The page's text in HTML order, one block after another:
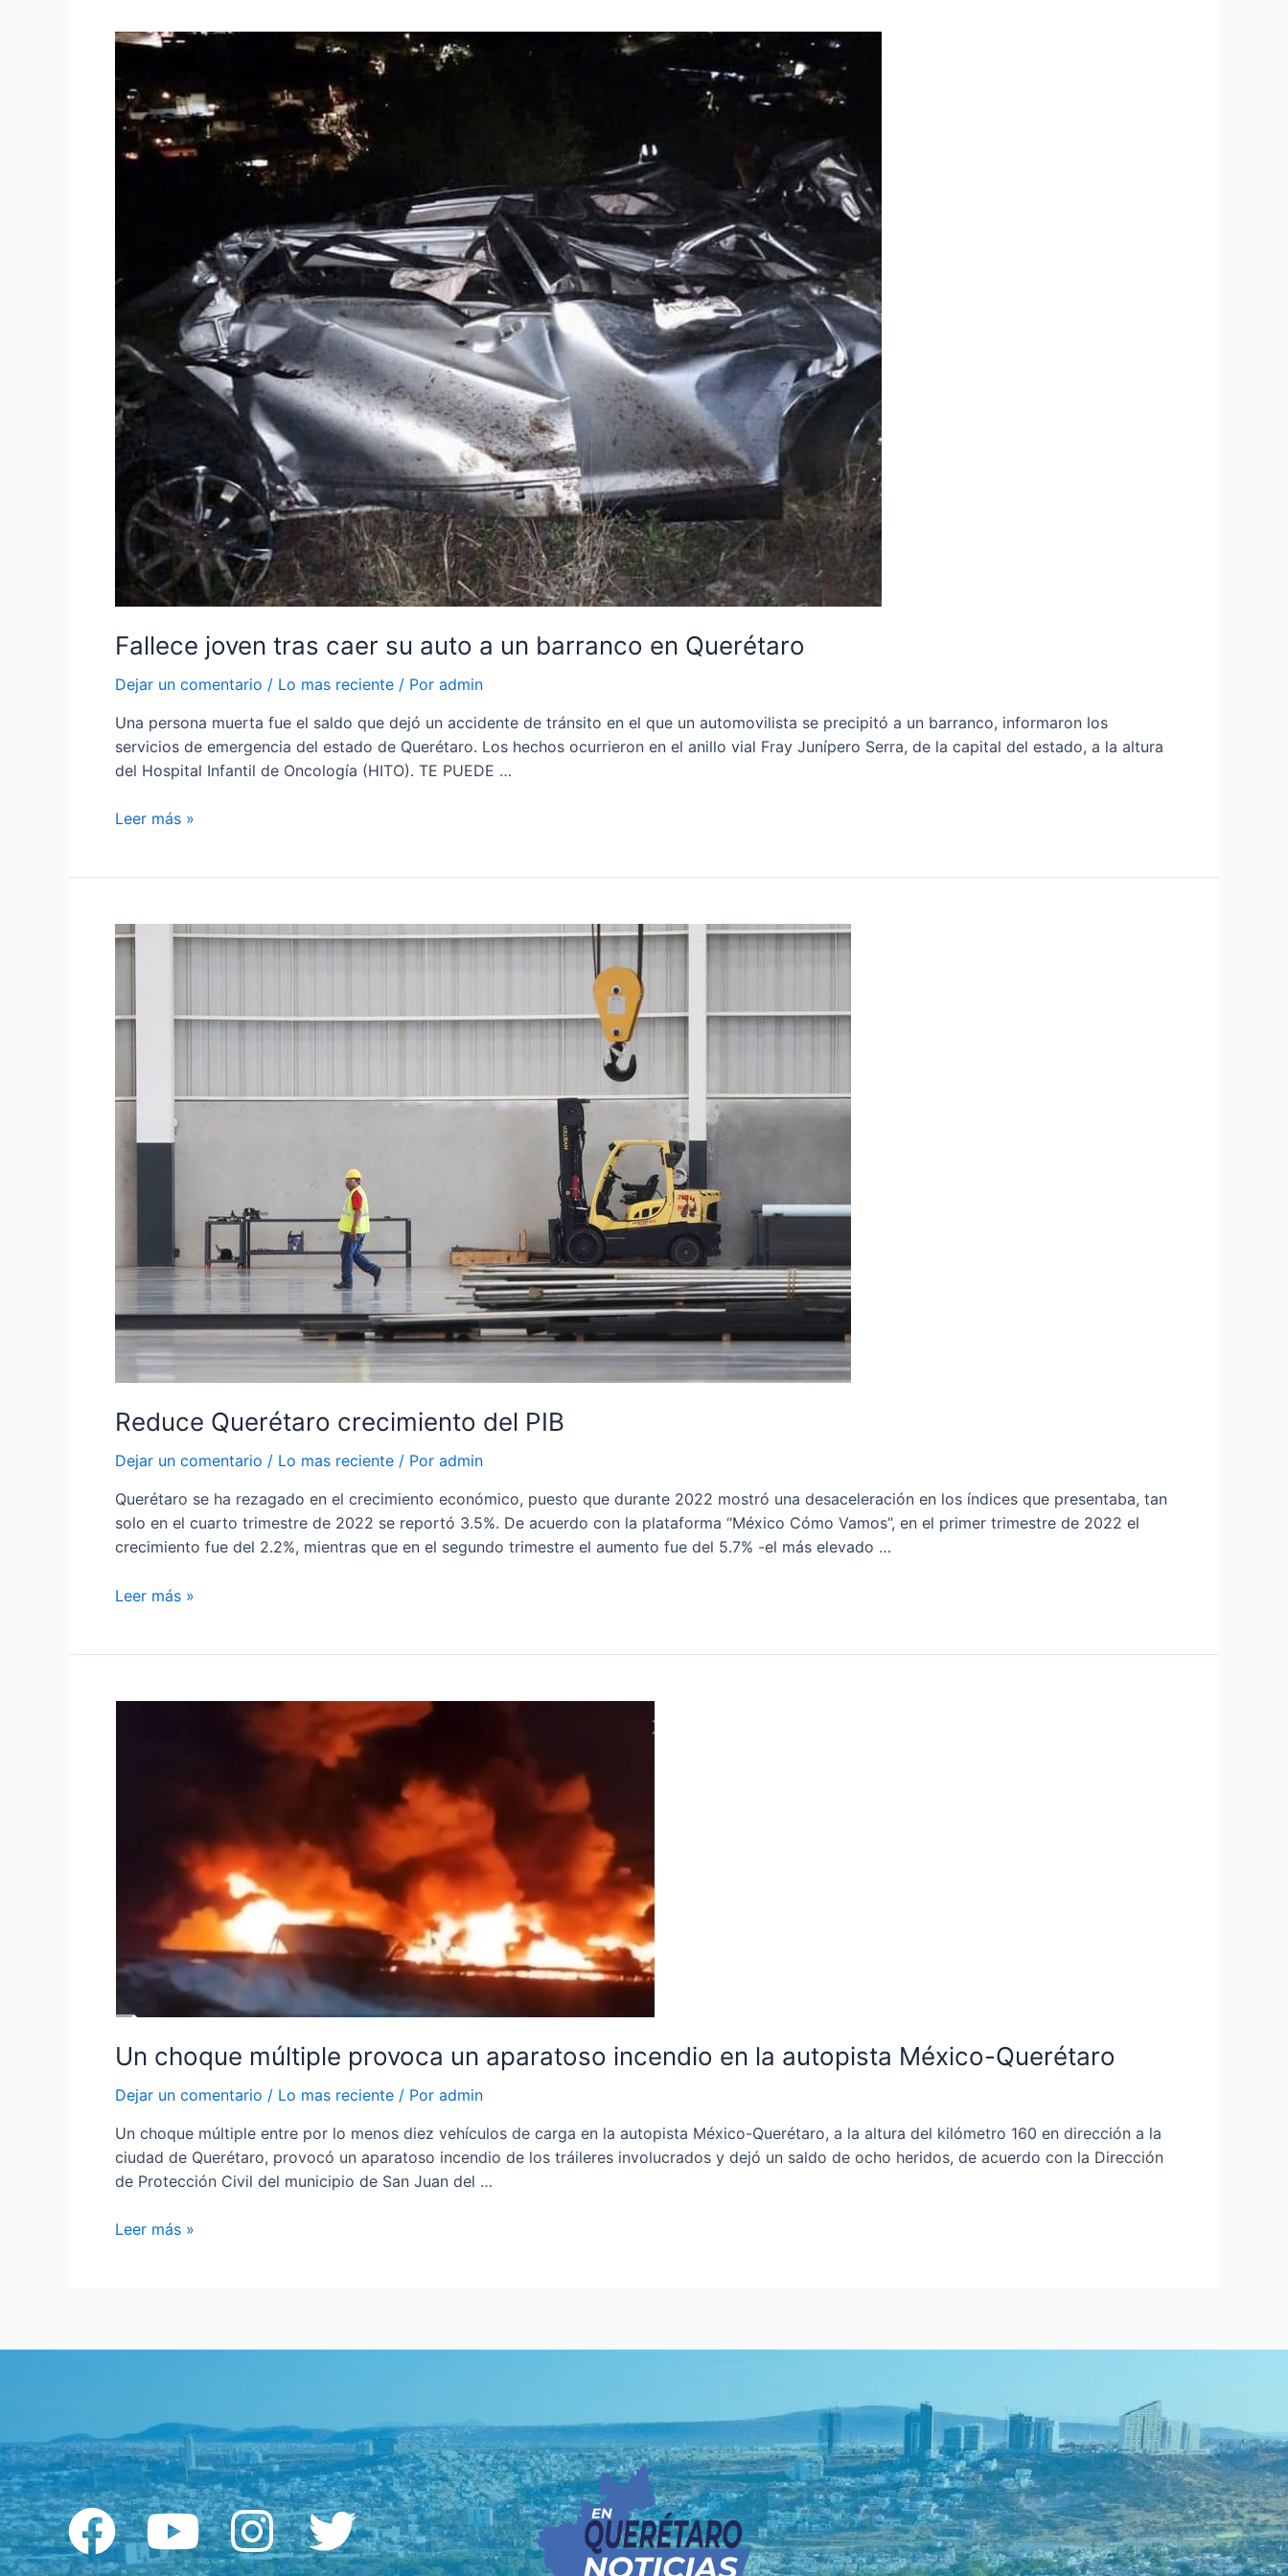
Fallece joven tras caer su auto a un barranco en Querétaro
Dejar un comentario / Lo mas reciente / Por admin
Una persona muerta fue el saldo que dejó un accidente de tránsito en el que un automovilista se precipitó a un barranco, informaron los
servicios de emergencia del estado de Querétaro. Los hechos ocurrieron en el anillo vial Fray Junípero Serra, de la capital del estado, a la altura
del Hospital Infantil de Oncología (HITO). TE PUEDE …
Leer más »
Reduce Querétaro crecimiento del PIB
Dejar un comentario / Lo mas reciente / Por admin
Querétaro se ha rezagado en el crecimiento económico, puesto que durante 2022 mostró una desaceleración en los índices que presentaba, tan
solo en el cuarto trimestre de 2022 se reportó 3.5%. De acuerdo con la plataforma “México Cómo Vamos”, en el primer trimestre de 2022 el
crecimiento fue del 2.2%, mientras que en el segundo trimestre el aumento fue del 5.7% -el más elevado …
Leer más »
Un choque múltiple provoca un aparatoso incendio en la autopista México-Querétaro
Dejar un comentario / Lo mas reciente / Por admin
Un choque múltiple entre por lo menos diez vehículos de carga en la autopista México-Querétaro, a la altura del kilómetro 160 en dirección a la
ciudad de Querétaro, provocó un aparatoso incendio de los tráileres involucrados y dejó un saldo de ocho heridos, de acuerdo con la Dirección
de Protección Civil del municipio de San Juan del …
Leer más »